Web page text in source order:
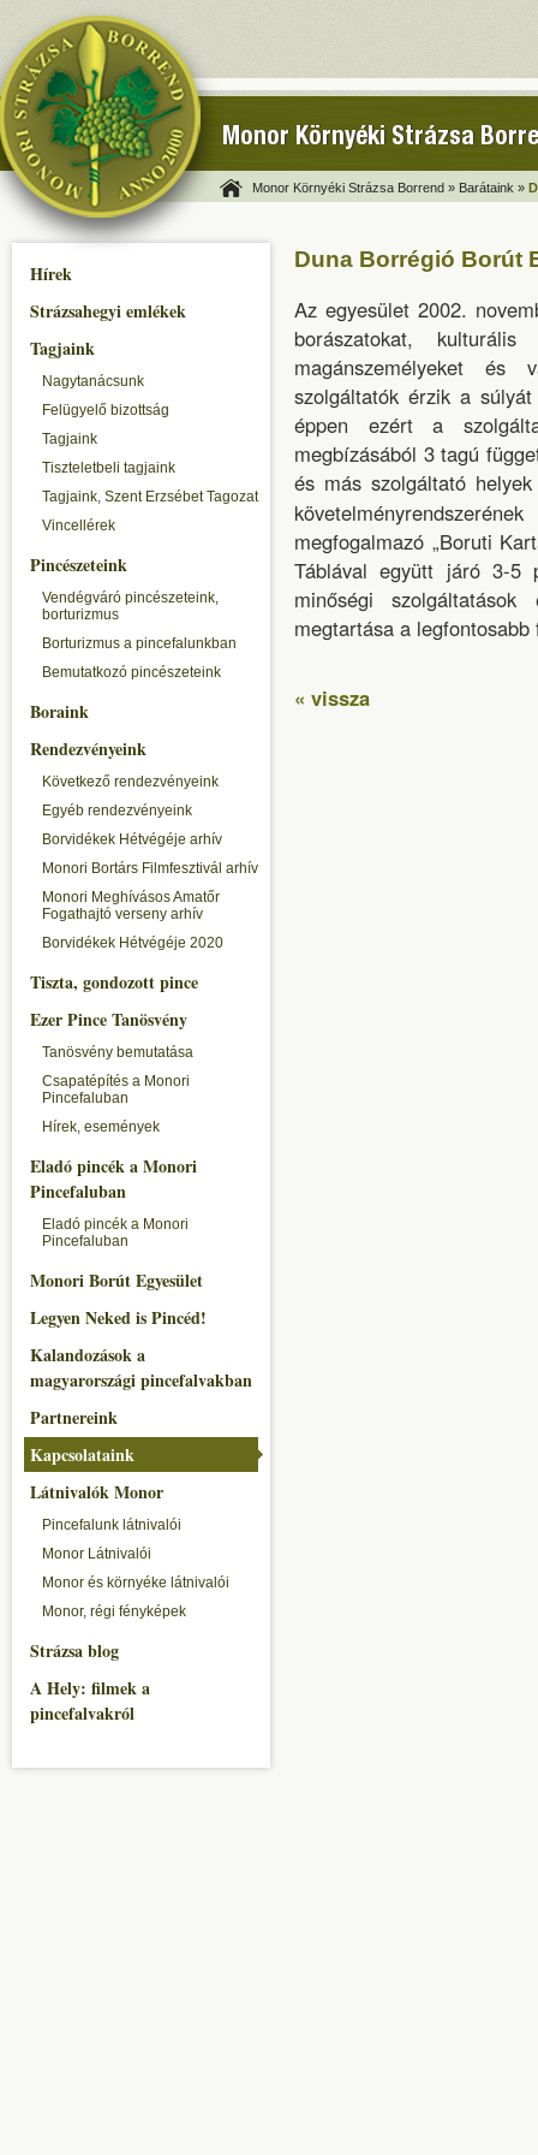
Monor Környéki Strázsa
Monor Környéki Strázsa Borrend » Barátaink »
Hírek
Strázsahegyi emlékek
Tagjaink
Nagytanácsunk
Felügyelő bizottság
Tagjaink
Tiszteletbeli tagjaink
Tagjaink, Szent Erzsébet Tagozat
Vincellérek
Pincészeteink
Vendégváró pincészeteink,
borturizmus
Borturizmus a pincefalunkban
Bemutatkozó pincészeteink
Boraink
Rendezvényeink
Következő rendezvényeink
Egyéb rendezvényeink
Borvidékek Hétvégéje arhív
Monori Bortárs Filmfesztivál arhív
Monori Meghívásos Amatőr
Fogathajtó verseny arhív
Borvidékek Hétvégéje 2020
Tiszta, gondozott pince
Ezer Pince Tanösvény
Tanösvény bemutatása
Csapatépítés a Monori
Pincefaluban
Hírek, események
Eladó pincék a Monori
Pincefaluban
Eladó pincék a Monori
Pincefaluban
Monori Borút Egyesület
Legyen Neked is Pincéd!
Kalandozások a
magyarországi pincefalvakban
Partnereink
Kapcsolataink
Látnivalók Monor
Pincefalunk látnivalói
Monor Látnivalói
Monor és környéke látnivalói
Monor, régi fényképek
Strázsa blog
A Hely: filmek a
pincefalvakról
Duna Borrégió Borút
Az egyesület 2002.
borászatokat,
magánszemélyeket és
szolgáltatók érzik a
éppen ezért a
megbízásából 3 tagú
és más szolgáltató
megfogalmazó „Boruti
Táblával együtt járó 3-5
minőségi
megtartása a legfontosabb
« vissza